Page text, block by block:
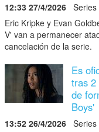
12:33 27/4/2026 Series
Eric Kripke y Evan
V' van a permanecer
cancelación de la serie.
Es
tras 2
de
Boys'
13:52 26/4/2026 Series